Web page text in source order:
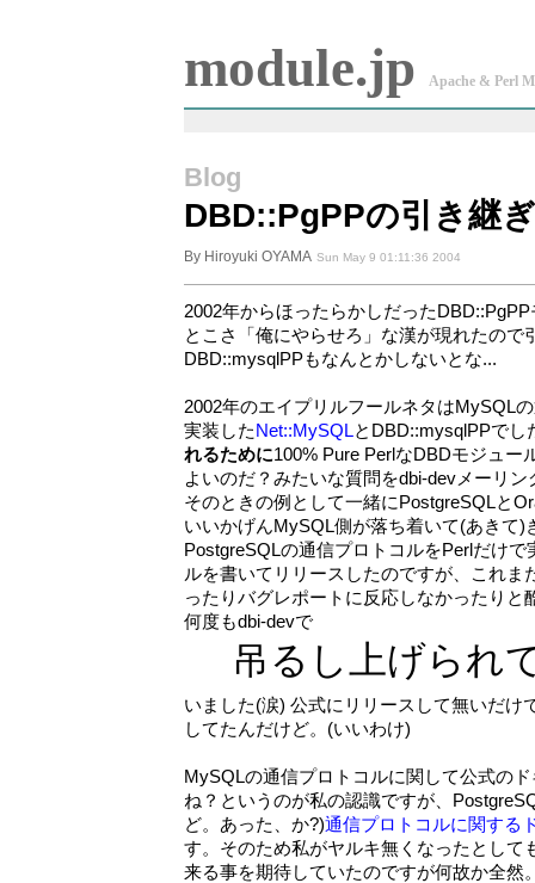
module.jp Apache & Perl
Blog
DBD::PgPPの引き継
By Hiroyuki OYAMA Sun May 9 01:11:36 2004
2002年からほったらかしだった
とこさ「俺にやらせろ」な漢が現れたので
DBD::mysqlPPもなんとかしないとな...
2002年のエイプリルフールネタはMySQL
実装した Net::MySQLとDBD::mysqlPPでし
れるために100% Pure PerlなDBDモジュー
よいのだ？みたいな質問をdbi-devメーリ
そのときの例として一緒にPostgreSQLと
いいかげんMySQL側が落ち着いて(あきて)
PostgreSQLの通信プロトコルをPerlだけで
ルを書いてリリースしたのですが、これま
ったりバグレポートに反応しなかったりと
何度もdbi-devで
吊るし上げられ
いました(涙) 公式にリリースして無いだけ
してたんだけど。(いいわけ)
MySQLの通信プロトコルに関して公式の
ね？というのが私の認識ですが、
ど。あった、か?)通信プロトコルに関する
す。そのため私がヤルキ無くなったとして
来る事を期待していたのですが何故か全然